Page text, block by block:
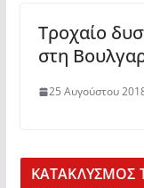
Τροχαίο
στη
25 Αυγούστου
KΑΤΑΚΛΥΣΜΟΣ